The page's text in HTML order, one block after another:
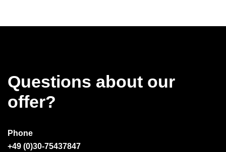
Questions about our
offer?
Phone
+49 (0)30-75437847